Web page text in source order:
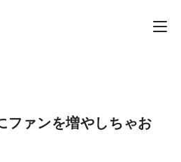
ファンを増やしちゃお